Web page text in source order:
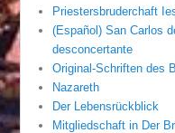
Priestersbruderchaft
(Español) San Carlos
desconcertante
Original-Schriften des
Nazareth
Der Lebensrückblick
Mitgliedschaft in Der